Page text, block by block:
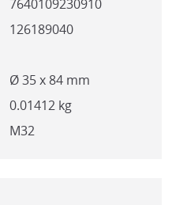
7640109230910
126189040
Ø 35 x 84 mm
0.01412 kg
M32